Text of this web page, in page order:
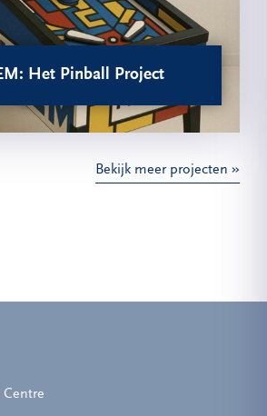
Het Pinball Project
Bekijk meer projecten